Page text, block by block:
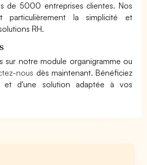
de 5000 entreprises clientes. Nos
particulièrement la simplicité et
RH.
sur notre module organigramme ou
nous dès maintenant. Bénéficiez
et d'une solution adaptée à vos